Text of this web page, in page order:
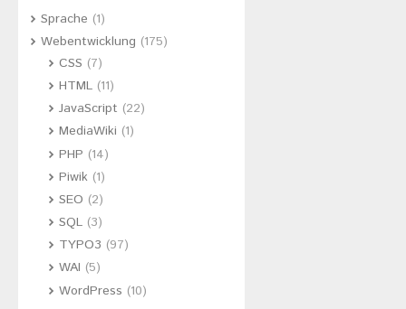
Sprache (1)
Webentwicklung (175)
CSS (7)
HTML(11)
JavaScript (22)
MediaWiki (1)
PHP (14)
Piwik(1)
SEO (2)
SQL(3)
TYPO3 (97)
WAI (5)
WordPress (10)